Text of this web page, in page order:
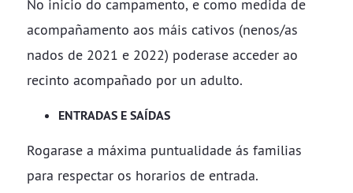
No inicio do campamento, e como medida de
acompañamento aos máis cativos (nenos/as
nados de 2021 e 2022) poderase acceder ao
recinto acompañado por un adulto.
ENTRADAS E SAÍDAS
Rogarase a máxima puntualidade ás familias
para respectar os horarios de entrada.